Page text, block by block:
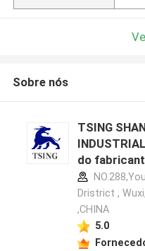
Sobre nós
TSING
do
Dristrict ,
,CHINA
5.0